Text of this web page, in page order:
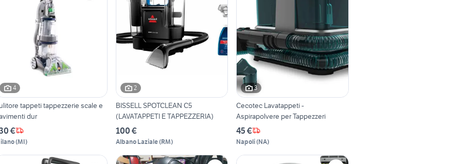
4
tappeti tappezzerie scale e
dur
€
(MI)
2
BISSELL SPOTCLEAN C5
(LAVATAPPETI E TAPPEZZERIA)
100 €
Albano Laziale(RM)
3
Cecotec Lavatappeti -
Aspirapolvere per Tappezzeri
45 €
Napoli(NA)